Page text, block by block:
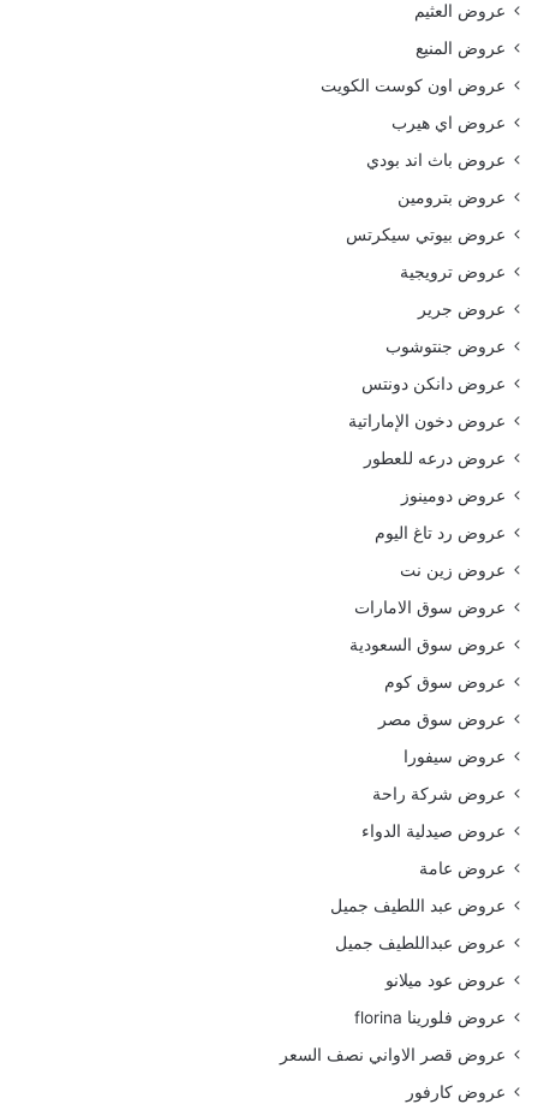
عروض العثيم
عروض المنيع
عروض اون كوست الكويت
عروض اي هيرب
عروض باث اند بودي
عروض بترومين
عروض بيوتي سيكرتس
عروض ترويجية
عروض جرير
عروض جنتوشوب
عروض دانكن دونتس
عروض دخون الإماراتية
عروض درعه للعطور
عروض دومينوز
عروض رد تاغ اليوم
عروض زين نت
عروض سوق الامارات
عروض سوق السعودية
عروض سوق كوم
عروض سوق مصر
عروض سيفورا
عروض شركة راحة
عروض صيدلية الدواء
عروض عامة
عروض عبد اللطيف جميل
عروض عبداللطيف جميل
عروض عود ميلانو
عروض فلورينا florina
عروض قصر الاواني نصف السعر
عروض كارفور